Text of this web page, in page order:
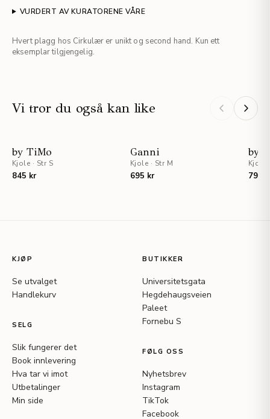
VURDERT AV KURATORENE VÅRE
Hvert plagg hos Cirkulær er unikt og second hand. Kun ett
eksemplar tilgjengelig.
Vi tror du også kan like
by TiMo
Kjole · Str S
845 kr
Ganni
Kjole · Str M
695 kr
by
Kjole
795
KJØP
Se utvalget
Handlekurv
SELG
Slik fungerer det
Book innlevering
Hva tar vi imot
Utbetalinger
Min side
BUTIKKER
Universitetsgata
Hegdehaugsveien
Paleet
Fornebu S
FØLG OSS
Nyhetsbrev
Instagram
TikTok
Facebook